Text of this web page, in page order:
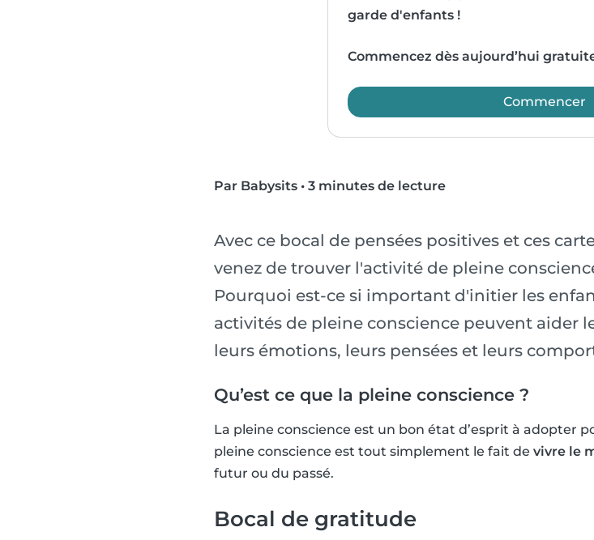
garde d'enfants !
Commencez dès aujourd’hui
Commencer
Par Babysits • 3 minutes de lecture
Avec ce bocal de pensées positives et ces
venez de trouver l'activité de pleine
Pourquoi est-ce si important d'initier les
activités de pleine conscience peuvent aider
leurs émotions, leurs pensées et leurs
Qu’est ce que la pleine conscience ?
La pleine conscience est un bon état d’esprit à adopter
pleine conscience est tout simplement le fait de vivre le
futur ou du passé.
Bocal de gratitude